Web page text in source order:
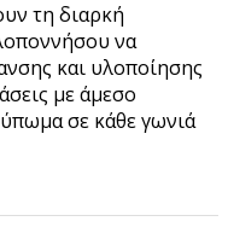
τη διαρκή
να
και υλοποίησης
με άμεσο
σε κάθε γωνιά